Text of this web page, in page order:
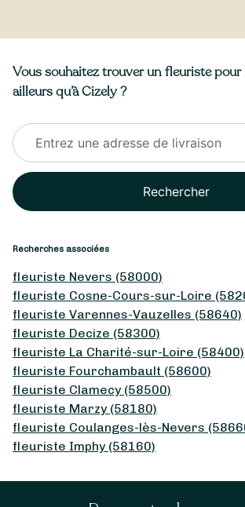
Vous souhaitez trouver un fleuriste
ailleurs qu’à Cizely ?
Rechercher
Recherches associées
fleuriste Nevers (58000)
fleuriste Cosne-Cours-sur-Loire
fleuriste Varennes-Vauzelles (58640)
fleuriste Decize (58300)
fleuriste La Charité-sur-Loire (58400)
fleuriste Fourchambault (58600)
fleuriste Clamecy (58500)
fleuriste Marzy (58180)
fleuriste Coulanges-lès-Nevers
fleuriste Imphy (58160)